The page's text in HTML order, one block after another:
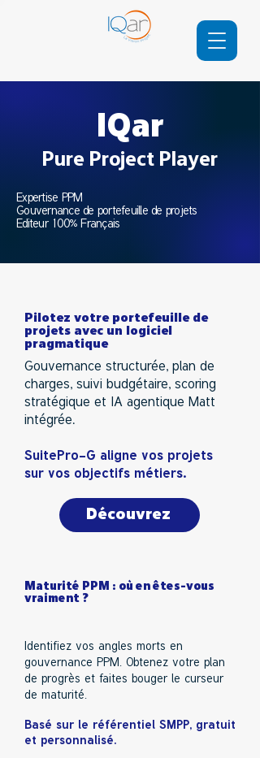
IQar
Pure Project Player
Expertise PPM
Gouvernance de portefeuille de projets
Editeur 100% Français​​
Pilotez votre portefeuille de
projets avec un logiciel
pragmatique
Gouvernance structurée, plan de
charges, suivi budgétaire, scoring
stratégique et IA agentique Matt
intégrée.
SuitePro-G aligne vos projets
sur vos objectifs métiers.
Découvrez
Maturité PPM : où en êtes-vous
vraiment ?
Identifiez vos angles morts en
gouvernance PPM. Obtenez votre plan
de progrès et faites bouger le curseur
de maturité.
Basé sur le référentiel SMPP, gratuit
et personnalisé.